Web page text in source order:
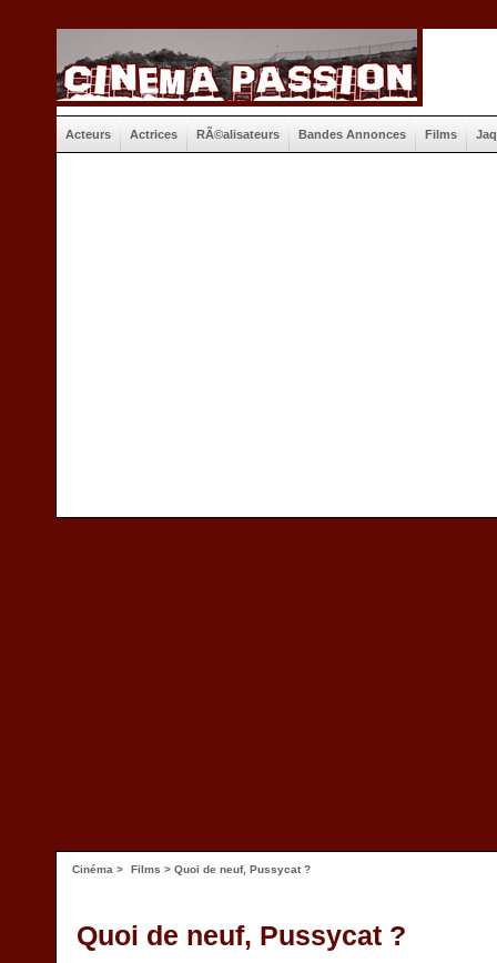
Acteurs Actrices RÃ©alisateurs Bandes Annonces Films
Cinéma > Films > Quoi de neuf, Pussycat ?
Quoi de neuf, Pussycat ?